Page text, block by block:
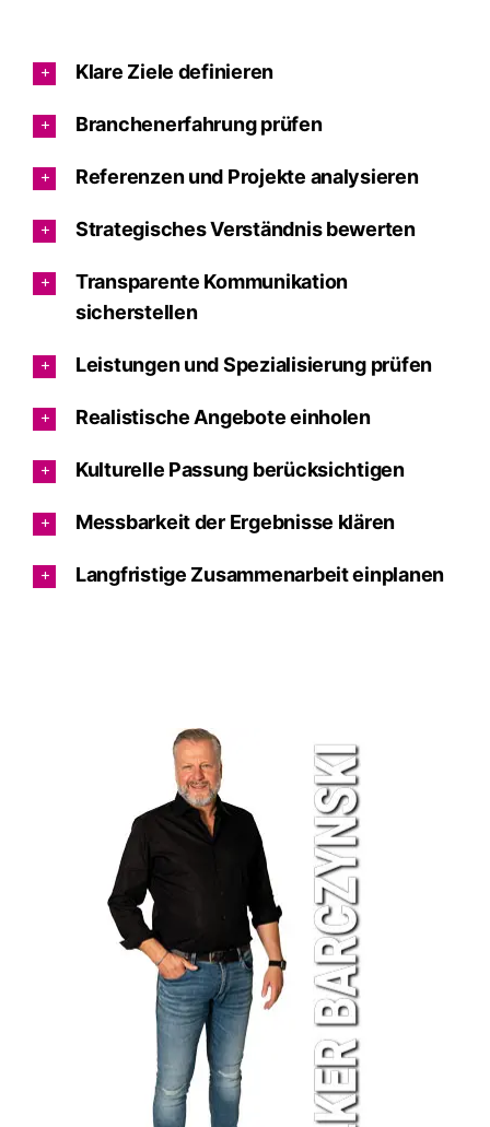
Klare Ziele definieren
Branchenerfahrung prüfen
Referenzen und Projekte analysieren
Strategisches Verständnis bewerten
Transparente Kommunikation
sicherstellen
Leistungen und Spezialisierung prüfen
Realistische Angebote einholen
Kulturelle Passung berücksichtigen
Messbarkeit der Ergebnisse klären
Langfristige Zusammenarbeit einplanen